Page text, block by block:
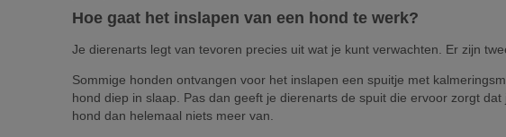
Hoe gaat het inslapen van een hond te werk?
Je dierenarts legt van tevoren precies uit wat je kunt verwachten. Er zijn
Sommige honden ontvangen voor het inslapen een spuitje met
hond diep in slaap. Pas dan geeft je dierenarts de spuit die ervoor zorgt
hond dan helemaal niets meer van.